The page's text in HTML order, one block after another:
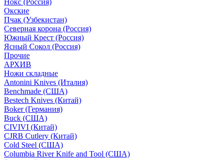
Нокс (Россия)
Окские
Пчак (Узбекистан)
Северная корона (Россия)
Южный Крест (Россия)
Ясный Сокол (Россия)
Прочие
АРХИВ
Ножи складные
Antonini Knives (Италия)
Benchmade (США)
Bestech Knives (Китай)
Boker (Германия)
Buck (США)
CIVIVI (Китай)
CJRB Cutlery (Китай)
Cold Steel (США)
Columbia River Knife and Tool (США)